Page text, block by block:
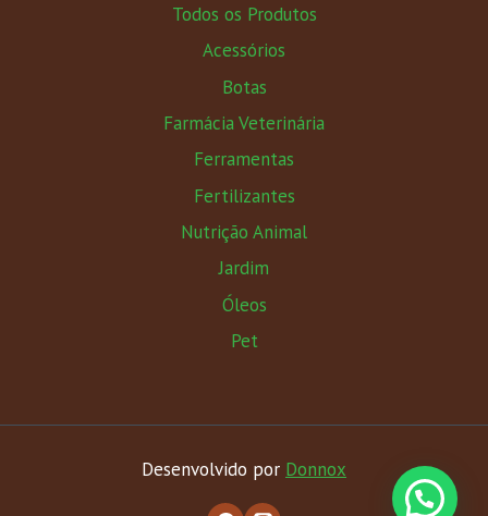
Todos os Produtos
Acessórios
Botas
Farmácia Veterinária
Ferramentas
Fertilizantes
Nutrição Animal
Jardim
Óleos
Pet
Desenvolvido por Donnox